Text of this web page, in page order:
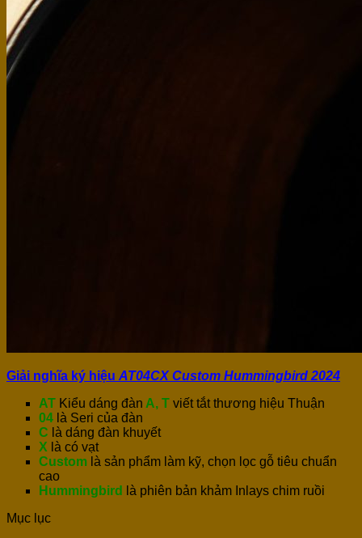
Giải nghĩa ký hiệu AT04CX Custom Hummingbird 2024
AT Kiểu dáng đàn A, T viết tắt thương hiệu Thuận
04 là Seri của đàn
C là dáng đàn khuyết
X là có vạt
Custom là sản phẩm làm kỹ, chọn lọc gỗ tiêu chuẩn
cao
Hummingbird
là phiên bản khảm Inlays chim ruồi
Mục lục